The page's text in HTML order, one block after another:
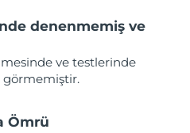
denenmemiş ve
ve testlerinde
görmemiştir.
Ömrü